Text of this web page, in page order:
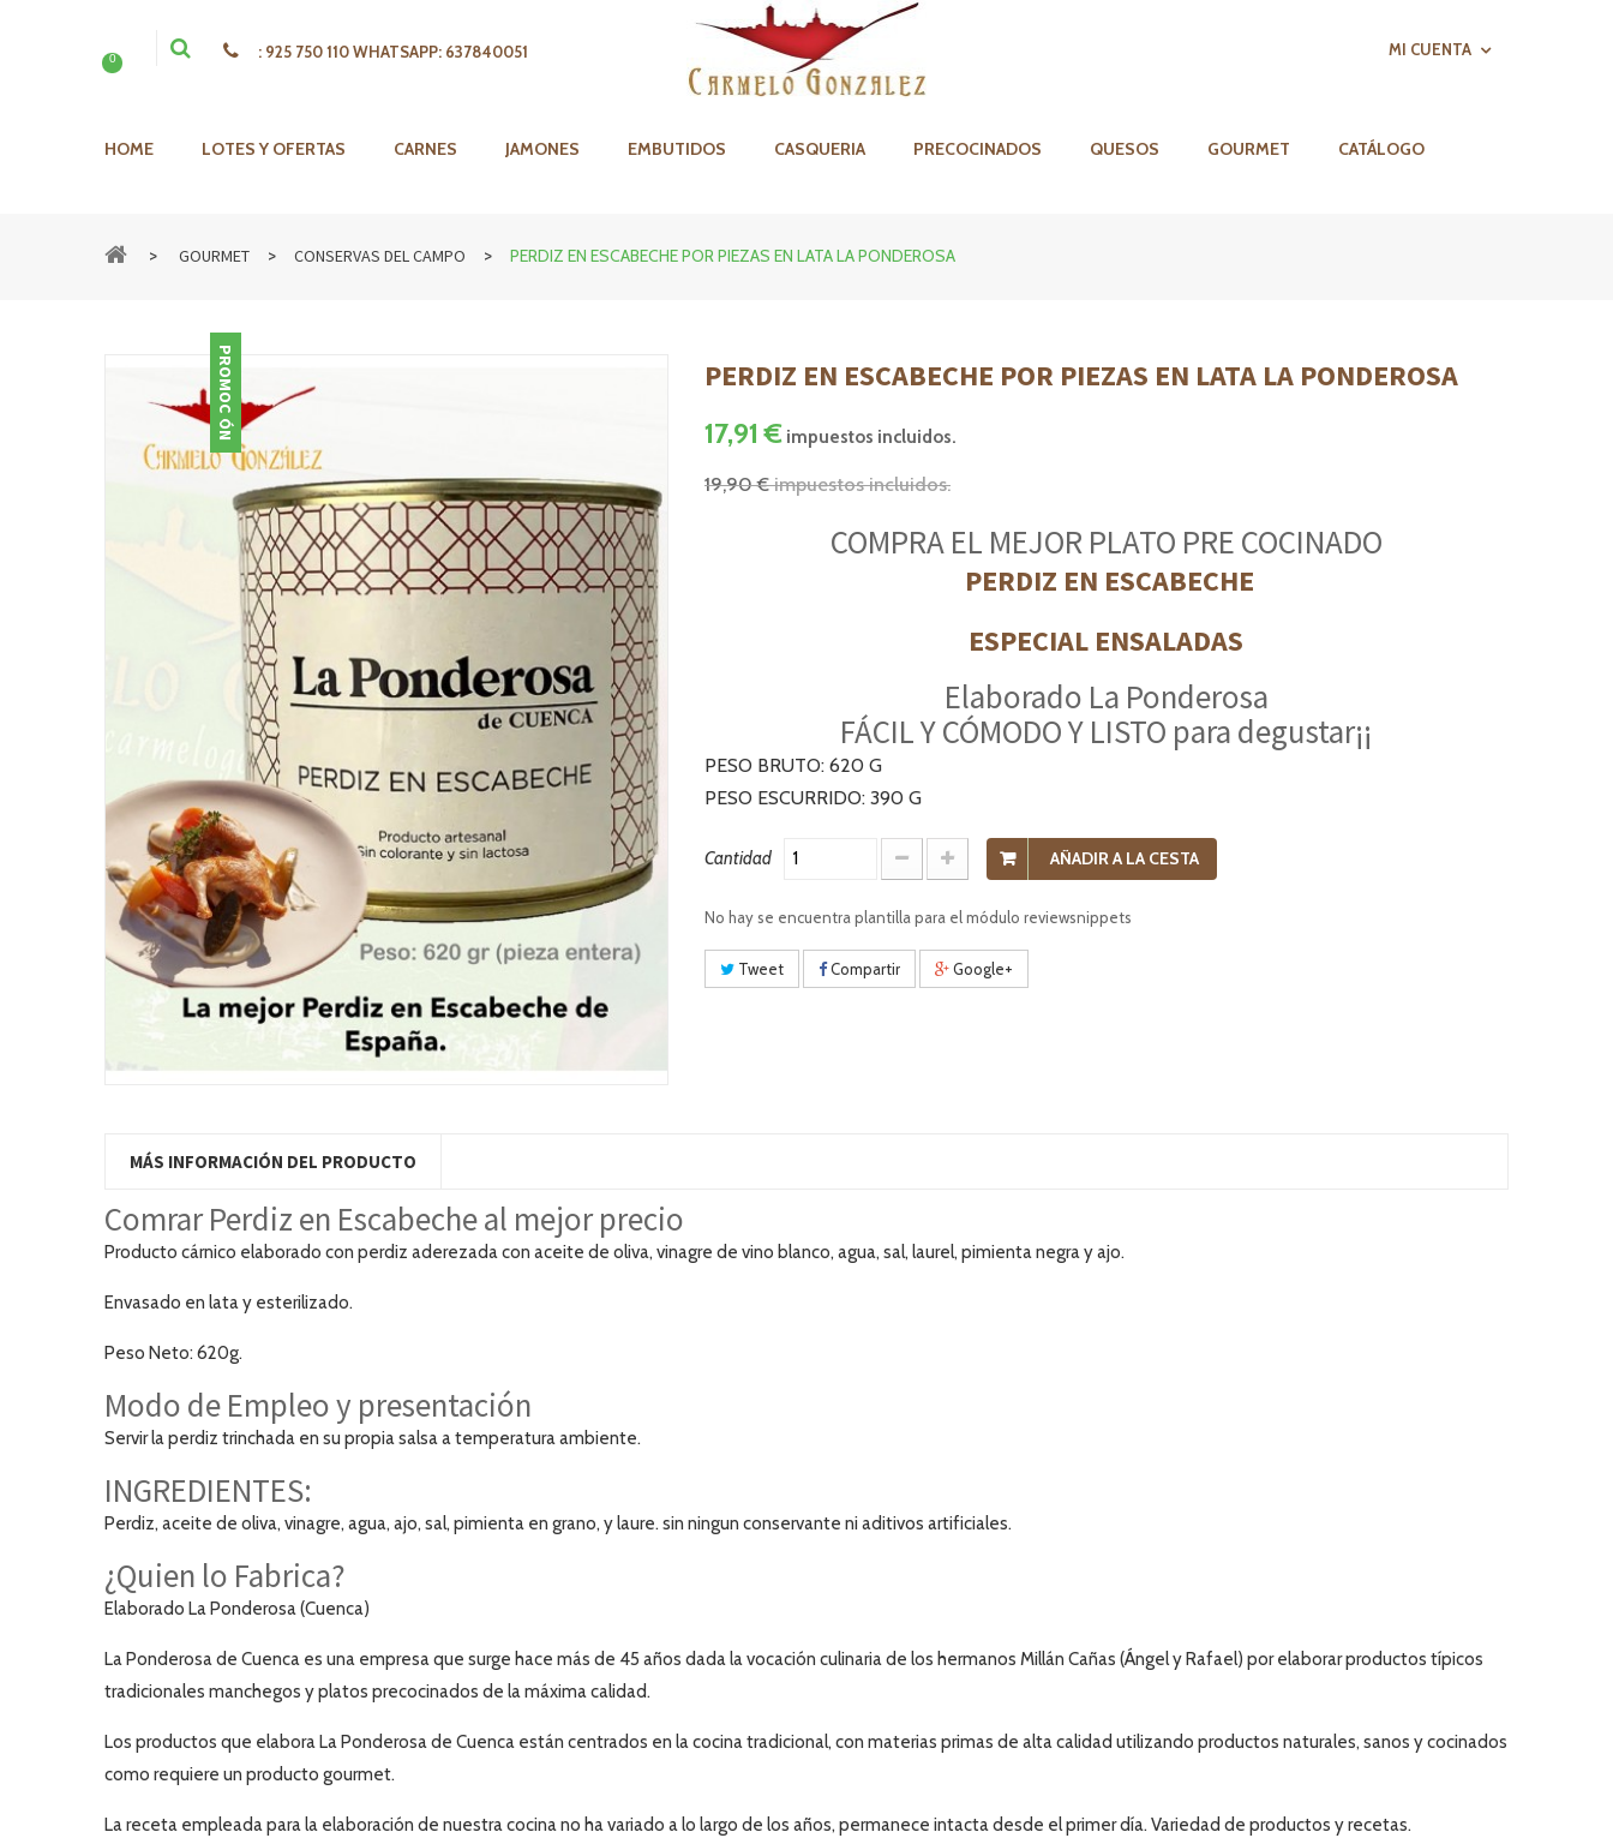
0 MI CUENTA
: 925 750 110 WHATSAPP: 637840051
HOME LOTES Y OFERTAS CARNES JAMONES EMBUTIDOS CASQUERIA PRECOCINADOS QUESOS GOURMET CATÁLOGO
> GOURMET > CONSERVAS DEL CAMPO > PERDIZ EN ESCABECHE POR PIEZAS EN LATA LA PONDEROSA
PROMOCIÓN PERDIZ EN ESCABECHE POR PIEZAS EN LATA LA PONDEROSA
17,91 € impuestos incluidos.
19,90 €impuestos incluidos.
COMPRA EL MEJOR PLATO PRE COCINADO
PERDIZ EN ESCABECHE
ESPECIAL ENSALADAS
Elaborado La Ponderosa
FÁCIL Y CÓMODO Y LISTO para degustar¡¡
PESO BRUTO: 620 G
PESO ESCURRIDO: 390 G
Cantidad AÑADIR A LA CESTA
No hay se encuentra plantilla para el módulo reviewsnippets
Tweet Compartir Google+
MÁS INFORMACIÓN DEL PRODUCTO
Comrar Perdiz en Escabeche al mejor precio
Producto cárnico elaborado con perdiz aderezada con aceite de oliva, vinagre de vino blanco, agua, sal, laurel, pimienta negra y ajo.
Envasado en lata y esterilizado.
Peso Neto: 620g.
Modo de Empleo y presentación
Servir la perdiz trinchada en su propia salsa a temperatura ambiente.
INGREDIENTES:
Perdiz, aceite de oliva, vinagre, agua, ajo, sal, pimienta en grano, y laure. sin ningun conservante ni aditivos artificiales.
¿Quien lo Fabrica?
Elaborado La Ponderosa (Cuenca)
La Ponderosa de Cuenca es una empresa que surge hace más de 45 años dada la vocación culinaria de los hermanos Millán Cañas (Ángel y Rafael) por elaborar productos típicos
tradicionales manchegos y platos precocinados de la máxima calidad.
Los productos que elabora La Ponderosa de Cuenca están centrados en la cocina tradicional, con materias primas de alta calidad utilizando productos naturales, sanos y cocinados
como requiere un producto gourmet.
La receta empleada para la elaboración de nuestra cocina no ha variado a lo largo de los años, permanece intacta desde el primer día. Variedad de productos y recetas.